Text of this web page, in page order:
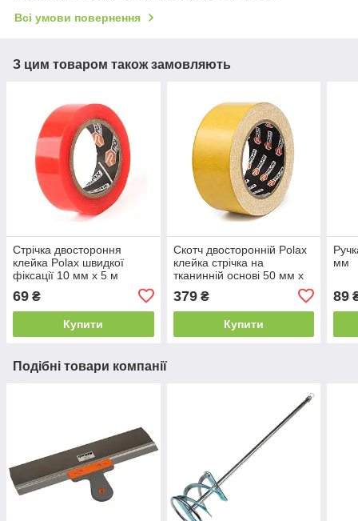
Всі умови повернення
З цим товаром також замовляють
Стрічка двостороння
клейка Polax швидкої
фіксації 10 мм х 5 м
69 ₴
Купити
Скотч двосторонній Polax
клейка стрічка на
тканинній основі 50 мм х
379₴
Купити
мм
89
Подібні товари компанії